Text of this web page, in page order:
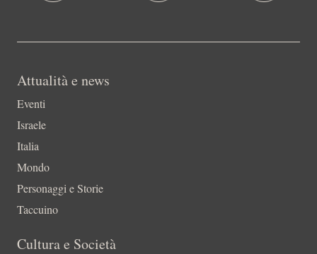
Attualità e news
Eventi
Israele
Italia
Mondo
Personaggi e Storie
Taccuino
Cultura e Società